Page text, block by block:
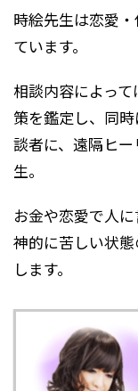
時絵先生は恋愛
ています。
相談内容によっ
策を鑑定し、同
談者に、遠隔ヒ
生。
お金や恋愛で人
神的に苦しい状
します。